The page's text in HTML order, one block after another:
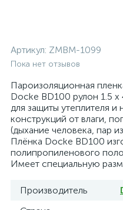
Артикул: ZMBM-1099
Пока нет отзывов
Пароизоляционная
Docke BD100 рулон 1.5 х
для защиты утеплителя
конструкций от влаги,
(дыхание человека, пар
Плёнка Docke BD100
полипропиленового
Имеет специальную
Производитель